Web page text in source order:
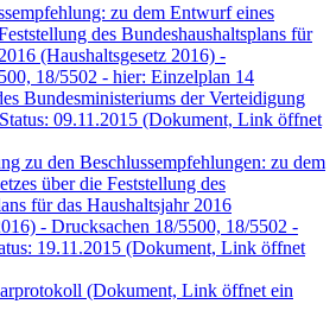
zu dem Entwurf eines
des Bundeshaushaltsplans für
(Haushaltsgesetz 2016) -
18/5502 - hier: Einzelplan 14
Bundesministeriums der Verteidigung
09.11.2015 (Dokument, Link öffnet
zu den Beschlussempfehlungen: zu dem
über die Feststellung des
für das Haushaltsjahr 2016
- Drucksachen 18/5500, 18/5502 -
19.11.2015 (Dokument, Link öffnet
(Dokument, Link öffnet ein